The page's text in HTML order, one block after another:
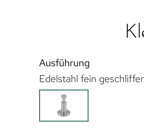
Ausführung
Edelstahl fein